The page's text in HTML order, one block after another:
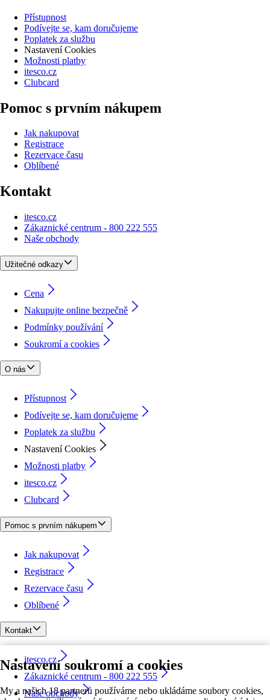
Nastavení soukromí a cookies
My a našich 18 partnerů používáme nebo ukládáme soubory cookies,
Přístupnost
Podívejte se, kam doručujeme
Poplatek za službu
Nastavení Cookies
Možnosti platby
itesco.cz
Clubcard
Pomoc s prvním nákupem
Jak nakupovat
Registrace
Rezervace času
Oblíbené
Kontakt
itesco.cz
Zákaznické centrum - 800 222 555
Naše obchody
Užitečné odkazy
Cena
Nakupujte online bezpečně
Podmínky používání
Soukromí a cookies
O nás
Přístupnost
Podívejte se, kam doručujeme
Poplatek za službu
Nastavení Cookies
Možnosti platby
itesco.cz
Clubcard
Pomoc s prvním nákupem
Jak nakupovat
Registrace
Rezervace času
Oblíbené
Kontakt
itesco.cz
Zákaznické centrum - 800 222 555
Naše obchody